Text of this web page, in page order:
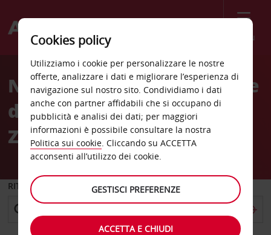
Menù
Welcome
AvisNoleggio auto Distributore
di benzina Petro di
Zanzibar
RITIRO DA
Cookies policy
Utilizziamo i cookie per personalizzare le nostre
offerte, analizzare i dati e migliorare l’esperienza di
navigazione sul nostro sito. Condividiamo i dati
anche con partner affidabili che si occupano di
pubblicità e analisi dei dati; per maggiori
informazioni è possibile consultare la nostra
Politica sui cookie. Cliccando su ACCETTA
acconsenti all’utilizzo dei cookie.
GESTISCI PREFERENZE
ACCETTA E CHIUDI